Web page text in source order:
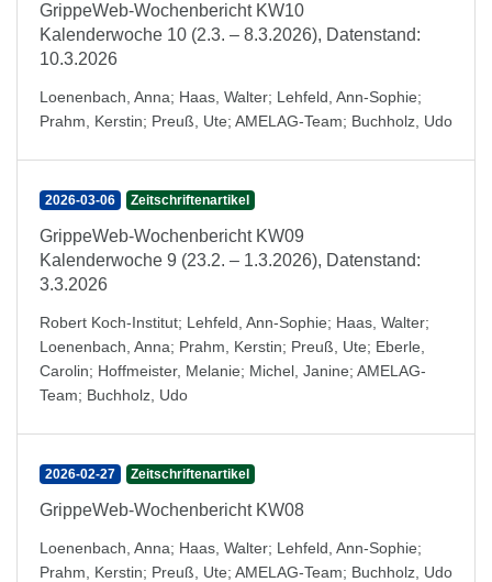
GrippeWeb-Wochenbericht KW10
Kalenderwoche 10 (2.3. – 8.3.2026), Datenstand:
10.3.2026
Loenenbach, Anna; Haas, Walter; Lehfeld, Ann-Sophie;
Prahm, Kerstin; Preuß, Ute; AMELAG-Team; Buchholz, Udo
2026-03-06 Zeitschriftenartikel
GrippeWeb-Wochenbericht KW09
Kalenderwoche 9 (23.2. – 1.3.2026), Datenstand:
3.3.2026
Robert Koch-Institut; Lehfeld, Ann-Sophie; Haas, Walter;
Loenenbach, Anna; Prahm, Kerstin; Preuß, Ute; Eberle,
Carolin; Hoffmeister, Melanie; Michel, Janine; AMELAG-
Team; Buchholz, Udo
2026-02-27 Zeitschriftenartikel
GrippeWeb-Wochenbericht KW08
Loenenbach, Anna; Haas, Walter; Lehfeld, Ann-Sophie;
Prahm, Kerstin; Preuß, Ute; AMELAG-Team; Buchholz, Udo